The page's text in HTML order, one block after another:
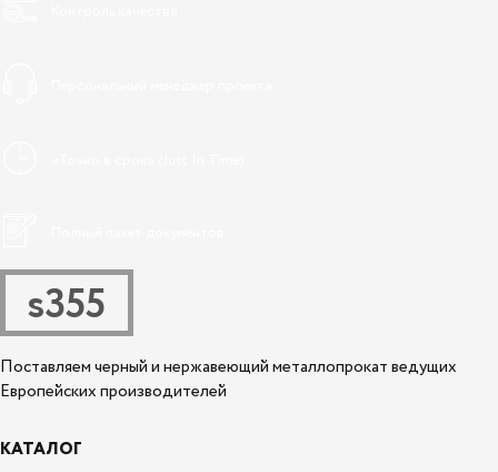
s355
Поставляем черный и нержавеющий металлопрокат ведущих
Европейских производителей
КАТАЛОГ